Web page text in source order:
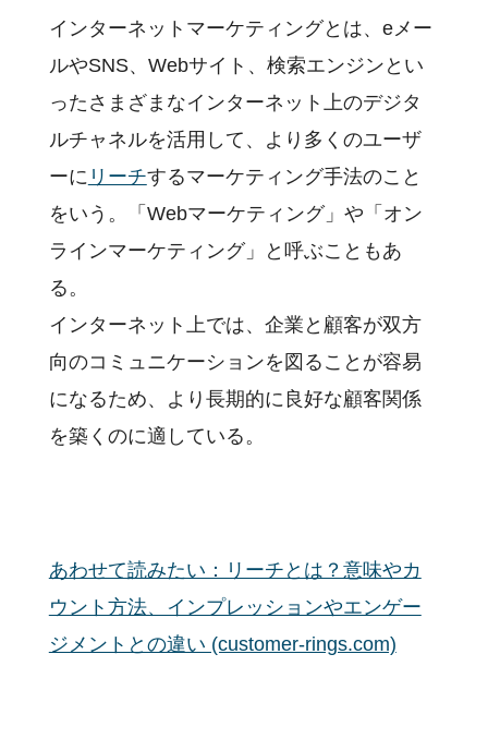
インターネットマーケティングとは、eメー
ルやSNS、Webサイト、検索エンジンとい
ったさまざまなインターネット上のデジタ
ルチャネルを活用して、より多くのユーザ
ーに リーチするマーケティング手法のこと
をいう。「Webマーケティング」や「オン
ラインマーケティング」と呼ぶこともあ
る。
インターネット上では、企業と顧客が双方
向のコミュニケーションを図ることが容易
になるため、より長期的に良好な顧客関係
を築くのに適している。
あわせて読みたい：リーチとは？意味やカ
ウント方法、インプレッションやエンゲー
ジメントとの違い (customer-rings.com)